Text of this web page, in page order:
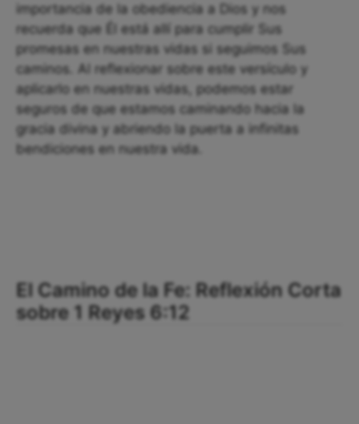
importancia de la obediencia a Dios y nos
recuerda que Él está allí para cumplir Sus
promesas en nuestras vidas si seguimos Sus
caminos. Al reflexionar sobre este versículo y
aplicarlo en nuestras vidas, podemos estar
seguros de que estamos caminando hacia la
gracia divina y abriendo la puerta a infinitas
bendiciones en nuestra vida.
El Camino de la Fe: Reflexión Corta
sobre 1 Reyes 6:12